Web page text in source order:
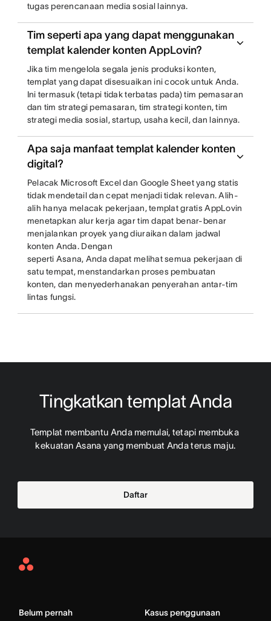
tugas perencanaan media sosial lainnya.
Tim seperti apa yang dapat menggunakan
templat kalender konten AppLovin?
Jika tim mengelola segala jenis produksi konten,
templat yang dapat disesuaikan ini cocok untuk Anda.
Ini termasuk (tetapi tidak terbatas pada) tim pemasaran
dan tim strategi pemasaran, tim strategi konten, tim
strategi media sosial, startup, usaha kecil, dan lainnya.
Apa saja manfaat templat kalender konten
digital?
Pelacak Microsoft Excel dan Google Sheet yang statis
tidak mendetail dan cepat menjadi tidak relevan. Alih-
alih hanya melacak pekerjaan, templat gratis AppLovin
menetapkan alur kerja agar tim dapat benar-benar
menjalankan proyek yang diuraikan dalam jadwal
konten Anda. Dengan
seperti Asana, Anda dapat melihat semua pekerjaan di
satu tempat, menstandarkan proses pembuatan
konten, dan menyederhanakan penyerahan antar-tim
lintas fungsi.
Tingkatkan templat Anda
Templat membantu Anda memulai, tetapi membuka
kekuatan Asana yang membuat Anda terus maju.
Daftar
Asana
Belum pernah
Kasus penggunaan